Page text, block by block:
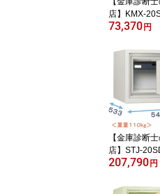
店】KMX-
ル式 2時間耐
間！】家庭
73,370 円
【金庫診断
店】STJ-
式 強化型耐火
い！防犯対
207,790 円